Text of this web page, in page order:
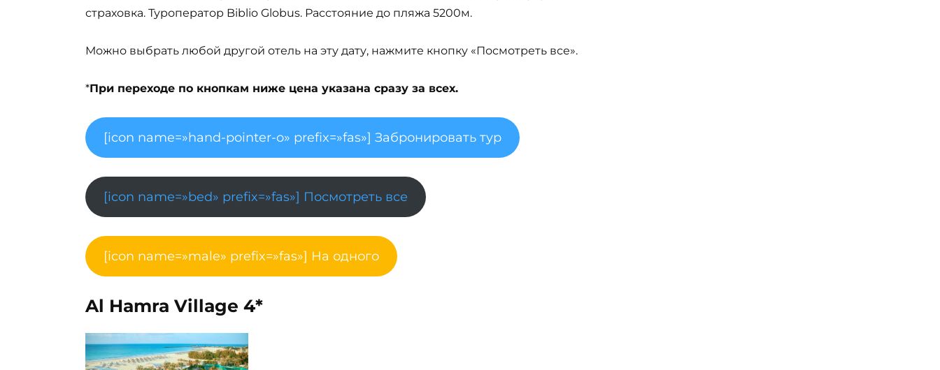
страховка. Туроператор Biblio Globus. Расстояние до пляжа 5200м.
Можно выбрать любой другой отель на эту дату, нажмите кнопку «Посмотреть все».
*При переходе по кнопкам ниже цена указана сразу за всех.
[icon name=»hand-pointer-o» prefix=»fas»] Забронировать тур
[icon name=»bed» prefix=»fas»] Посмотреть все
[icon name=»male» prefix=»fas»] На одного
Al Hamra Village 4*